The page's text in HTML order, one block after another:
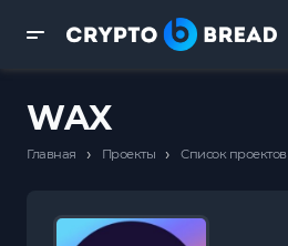
WAX
Главная › Проекты › Список проектов